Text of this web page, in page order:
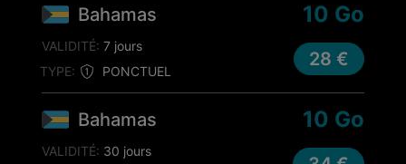
Bahamas
TYPE: PONCTUEL
10 Go
VALIDITÉ: 7 jours
28 €
Bahamas 10 Go
VALIDITÉ: 30 jours